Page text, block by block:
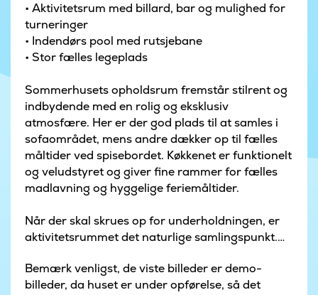
• Aktivitetsrum med billard, bar og mulighed for
turneringer
• Indendørs pool med rutsjebane
• Stor fælles legeplads
Sommerhusets opholdsrum fremstår stilrent og
indbydende med en rolig og eksklusiv
atmosfære. Her er der god plads til at samles i
sofaområdet, mens andre dækker op til fælles
måltider ved spisebordet. Køkkenet er funktionelt
og veludstyret og giver fine rammer for fælles
madlavning og hyggelige feriemåltider.
Når der skal skrues op for underholdningen, er
aktivitetsrummet det naturlige samlingspunkt.
bordtennis, mens baren danner rammen om
afslappede aftener med grin og samvær.
Bemærk venligst, de viste billeder er demo-
billeder, da huset er under opførelse, så det